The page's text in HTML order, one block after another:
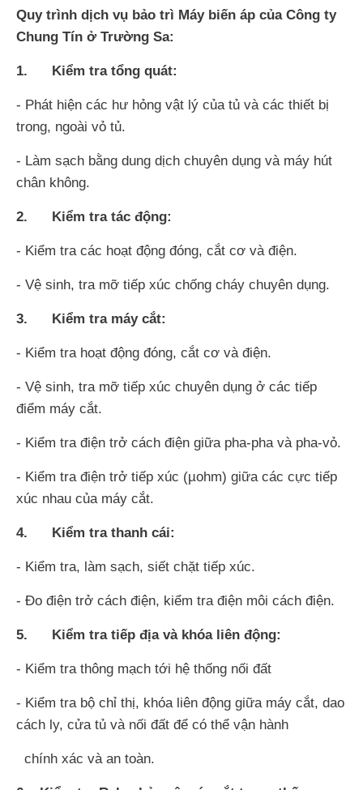
Quy trình dịch vụ bảo trì Máy biến áp của Công ty
Chung Tín ở Trường Sa:
1. Kiểm tra tổng quát:
- Phát hiện các hư hỏng vật lý của tủ và các thiết bị
trong, ngoài vỏ tủ.
- Làm sạch bằng dung dịch chuyên dụng và máy hút
chân không.
2. Kiểm tra tác động:
- Kiểm tra các hoạt động đóng, cắt cơ và điện.
- Vệ sinh, tra mỡ tiếp xúc chống cháy chuyên dụng.
3. Kiểm tra máy cắt:
- Kiểm tra hoạt động đóng, cắt cơ và điện.
- Vệ sinh, tra mỡ tiếp xúc chuyên dụng ở các tiếp
điểm máy cắt.
- Kiểm tra điện trở cách điện giữa pha-pha và pha-vỏ.
- Kiểm tra điện trở tiếp xúc (µohm) giữa các cực tiếp
xúc nhau của máy cắt.
4. Kiểm tra thanh cái:
- Kiểm tra, làm sạch, siết chặt tiếp xúc.
- Đo điện trở cách điện, kiểm tra điện môi cách điện.
5. Kiểm tra tiếp địa và khóa liên động:
- Kiểm tra thông mạch tới hệ thống nối đất
- Kiểm tra bộ chỉ thị, khóa liên động giữa máy cắt, dao
cách ly, cửa tủ và nối đất để có thể vận hành
chính xác và an toàn.